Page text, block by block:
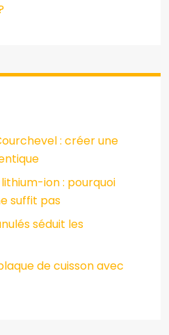
: créer une
ion : pourquoi
suffit pas
séduit les
de cuisson avec